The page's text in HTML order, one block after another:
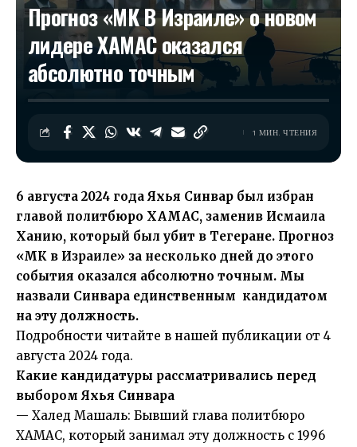
Прогноз «МК В Израиле» о новом
лидере ХАМАС оказался
абсолютно точным
1 МИН. ЧТЕНИЯ
6 августа 2024 года Яхья Синвар был избран
главой политбюро ХАМАС, заменив Исмаила
Ханию, который был убит в Тегеране. Прогноз
«МК в Израиле» за несколько дней до этого
события оказался абсолютно точным. Мы
назвали Синвара единственным кандидатом
на эту должность.
Подробности читайте в нашей публикации от 4
августа 2024 года.
Какие кандидатуры рассматривались перед
выбором Яхья Синвара
— Халед Машаль: Бывший глава политбюро
ХАМАС, который занимал эту должность с 1996